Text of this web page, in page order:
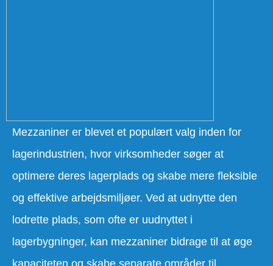
Mezzaniner er blevet et populært valg inden for
lagerindustrien, hvor virksomheder søger at
optimere deres lagerplads og skabe mere fleksible
og effektive arbejdsmiljøer. Ved at udnytte den
lodrette plads, som ofte er uudnyttet i
lagerbygninger, kan mezzaniner bidrage til at øge
kapaciteten og skabe separate områder til